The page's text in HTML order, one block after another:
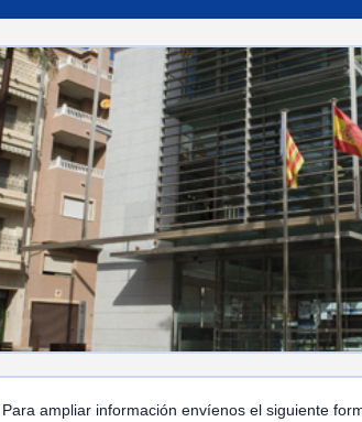
Para ampliar información envíenos el siguiente